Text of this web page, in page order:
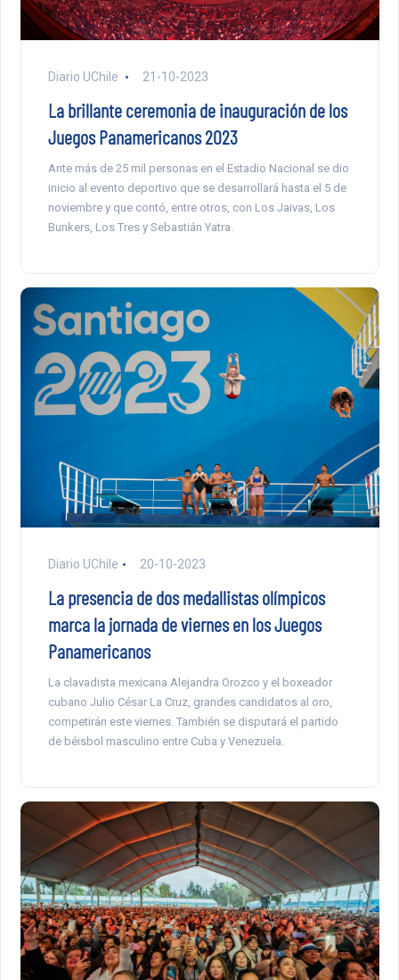
Diario UChile 21-10-2023
La brillante ceremonia de inauguración de los
Juegos Panamericanos 2023
Ante más de 25 mil personas en el Estadio Nacional se dio
inicio al evento deportivo que se desarrollará hasta el 5 de
noviembre y que contó, entre otros, con Los Jaivas, Los
Bunkers, Los Tres y Sebastián Yatra.
Diario UChile 20-10-2023
La presencia de dos medallistas olímpicos
marca la jornada de viernes en los Juegos
Panamericanos
La clavadista mexicana Alejandra Orozco y el boxeador
cubano Julio César La Cruz, grandes candidatos al oro,
competirán este viernes. También se disputará el partido
de béisbol masculino entre Cuba y Venezuela.